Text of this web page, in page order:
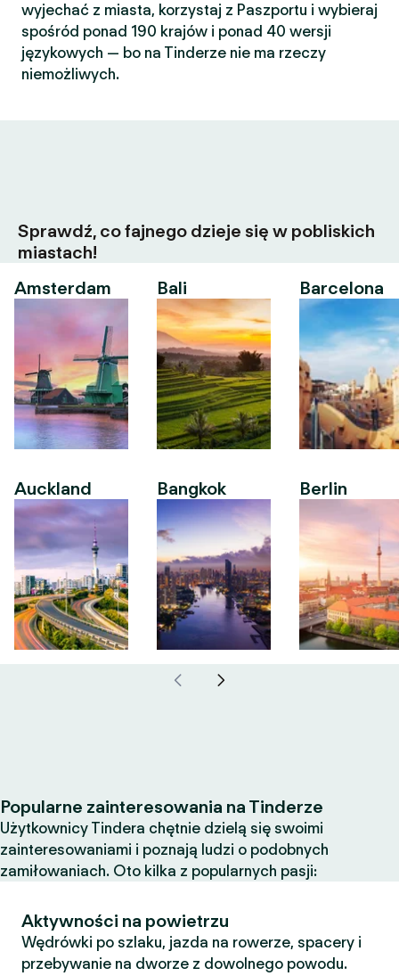
wyjechać z miasta, korzystaj z Paszportu i wybieraj
spośród ponad 190 krajów i ponad 40 wersji
językowych — bo na Tinderze nie ma rzeczy
niemożliwych.
Sprawdź, co fajnego dzieje się w pobliskich
miastach!
Amsterdam
Auckland
Bali
Bangkok
Barcelona
Berlin
Popularne zainteresowania na Tinderze
Użytkownicy Tindera chętnie dzielą się swoimi
zainteresowaniami i poznają ludzi o podobnych
zamiłowaniach. Oto kilka z popularnych pasji:
Aktywności na powietrzu
Wędrówki po szlaku, jazda na rowerze, spacery i
przebywanie na dworze z dowolnego powodu.